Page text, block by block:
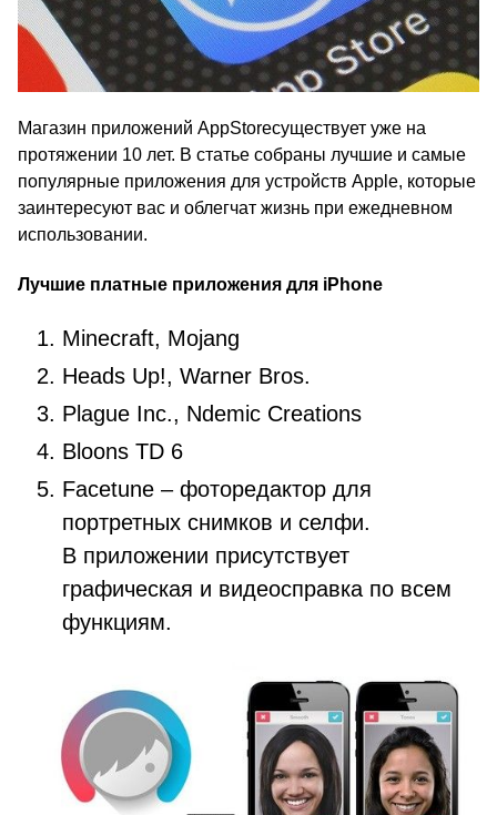
Магазин приложений AppStoreсуществует уже на
протяжении 10 лет. В статье собраны лучшие и самые
популярные приложения для устройств Apple, которые
заинтересуют вас и облегчат жизнь при ежедневном
использовании.
Лучшие платные приложения для iPhone
Minecraft, Mojang
Heads Up!, Warner Bros.
Plague Inc., Ndemic Creations
Bloons TD 6
Facetune – фоторедактор для
портретных снимков и селфи.
В приложении присутствует
графическая и видеосправка по всем
функциям.